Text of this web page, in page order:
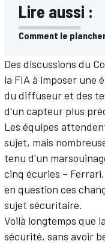
Lire aussi :
Comment le
Des discussions du
la FIA à imposer une
du diffuseur et des
d'un capteur plus
Les équipes
sujet, mais
tenu d'un
cinq écuries –
en question ces
sujet sécuritaire.
Voilà longtemps que
sécurité, sans avoir